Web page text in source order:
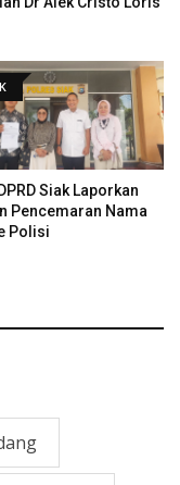
Siak Laporkan
Pencemaran Nama
Polisi